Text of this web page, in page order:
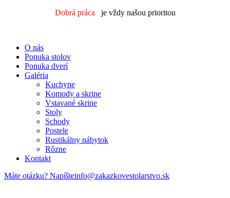
Dobrá práca je vždy našou prioritou
O nás
Ponuka stolov
Ponuka dverí
Galéria
Kuchyne
Komody a skrine
Vstavané skrine
Stoly
Schody
Postele
Rustikálny nábytok
Rôzne
Kontakt
Máte otázku? Napíšteinfo@zakazkovestolarstvo.sk